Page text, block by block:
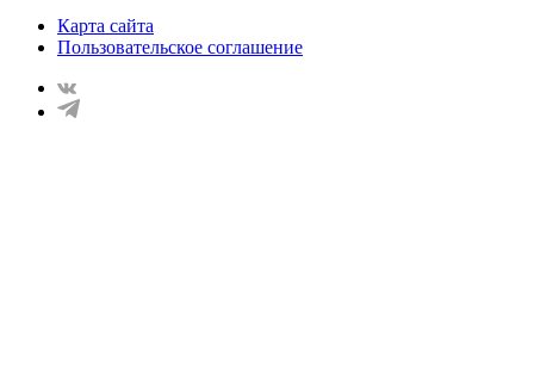
Карта сайта
Пользовательское соглашение